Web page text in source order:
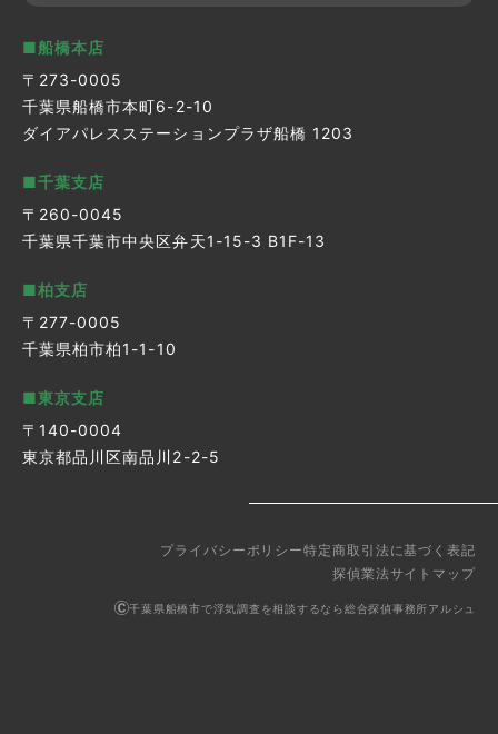
■船橋本店
〒273-0005
千葉県船橋市本町6-2-10
ダイアパレスステーションプラザ船橋 1203
■千葉支店
〒260-0045
千葉県千葉市中央区弁天1-15-3 B1F-13
■柏支店
〒277-0005
千葉県柏市柏1-1-10
■東京支店
〒140-0004
東京都品川区南品川2-2-5
プライバシーポリシー特定商取引法に基づく表記
探偵業法サイトマップ
千葉県船橋市で浮気調査を相談するなら総合探偵事務所アルシュ